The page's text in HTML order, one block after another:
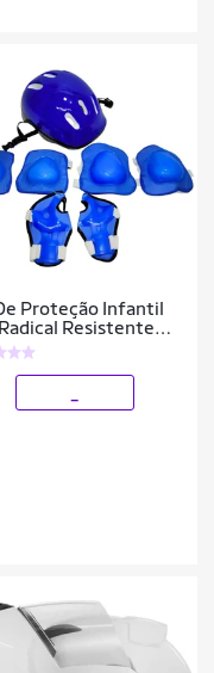
Proteção Infantil
Resistente
Esportes Patins Bike
Patinete Com